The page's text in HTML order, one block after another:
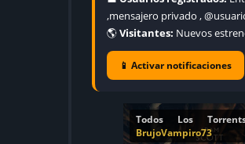
,mensajero privado ,
🌎Visitantes: Nuevos
📱 Activar notificaciones
Todos Los
BrujoVampiro73